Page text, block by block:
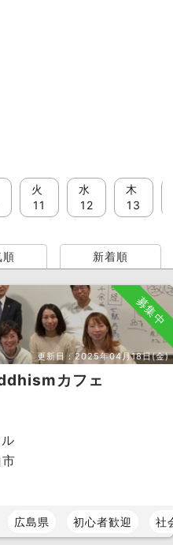
火
11
水
12
木
13
順 新着順
募集中
更新日：2025年04月18日(金)
カフェ
広島県 初心者歓迎 社